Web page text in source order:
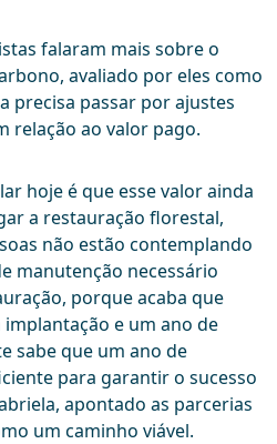
falaram mais sobre o
avaliado por eles como
precisa passar por ajustes
relação ao valor pago.
hoje é que esse valor ainda
a restauração florestal,
não estão contemplando
manutenção necessário
porque acaba que
e um ano de
sabe que um ano de
para garantir o sucesso
apontado as parcerias
um caminho viável.